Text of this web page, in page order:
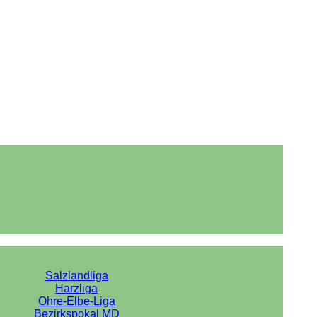
Salzlandliga
Harzliga
Ohre-Elbe-Liga
Bezirkspokal MD